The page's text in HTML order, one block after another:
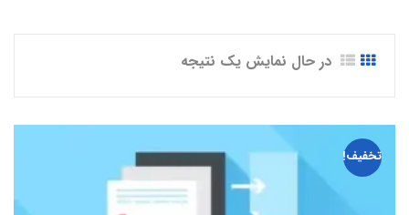
در حال نمایش یک نتیجه
تخفیف!